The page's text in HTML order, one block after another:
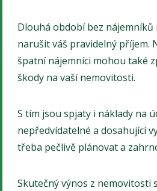
Dlouhá období bez nájemníků
narušit váš pravidelný příjem.
špatní nájemníci mohou také
škody na vaší nemovitosti.
S tím jsou spjaty i náklady na
nepředvídatelné a dosahující
třeba pečlivě plánovat a
Skutečný výnos z nemovitosti